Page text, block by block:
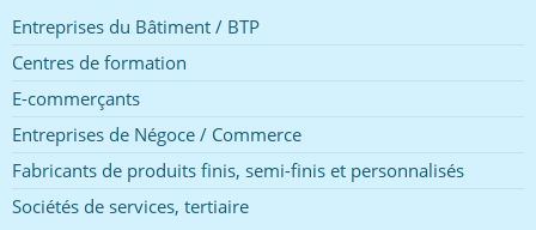
Entreprises du Bâtiment / BTP
Centres de formation
E-commerçants
Entreprises de Négoce / Commerce
Fabricants de produits finis, semi-finis et personnalisés
Sociétés de services, tertiaire